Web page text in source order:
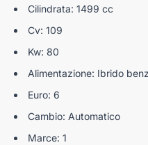
Telecamera
Cilindrata: 1499 cc
Cv: 109
Kw: 80
Alimentazione: Ibrido
Euro: 6
Cambio: Automatico
Marce: 1